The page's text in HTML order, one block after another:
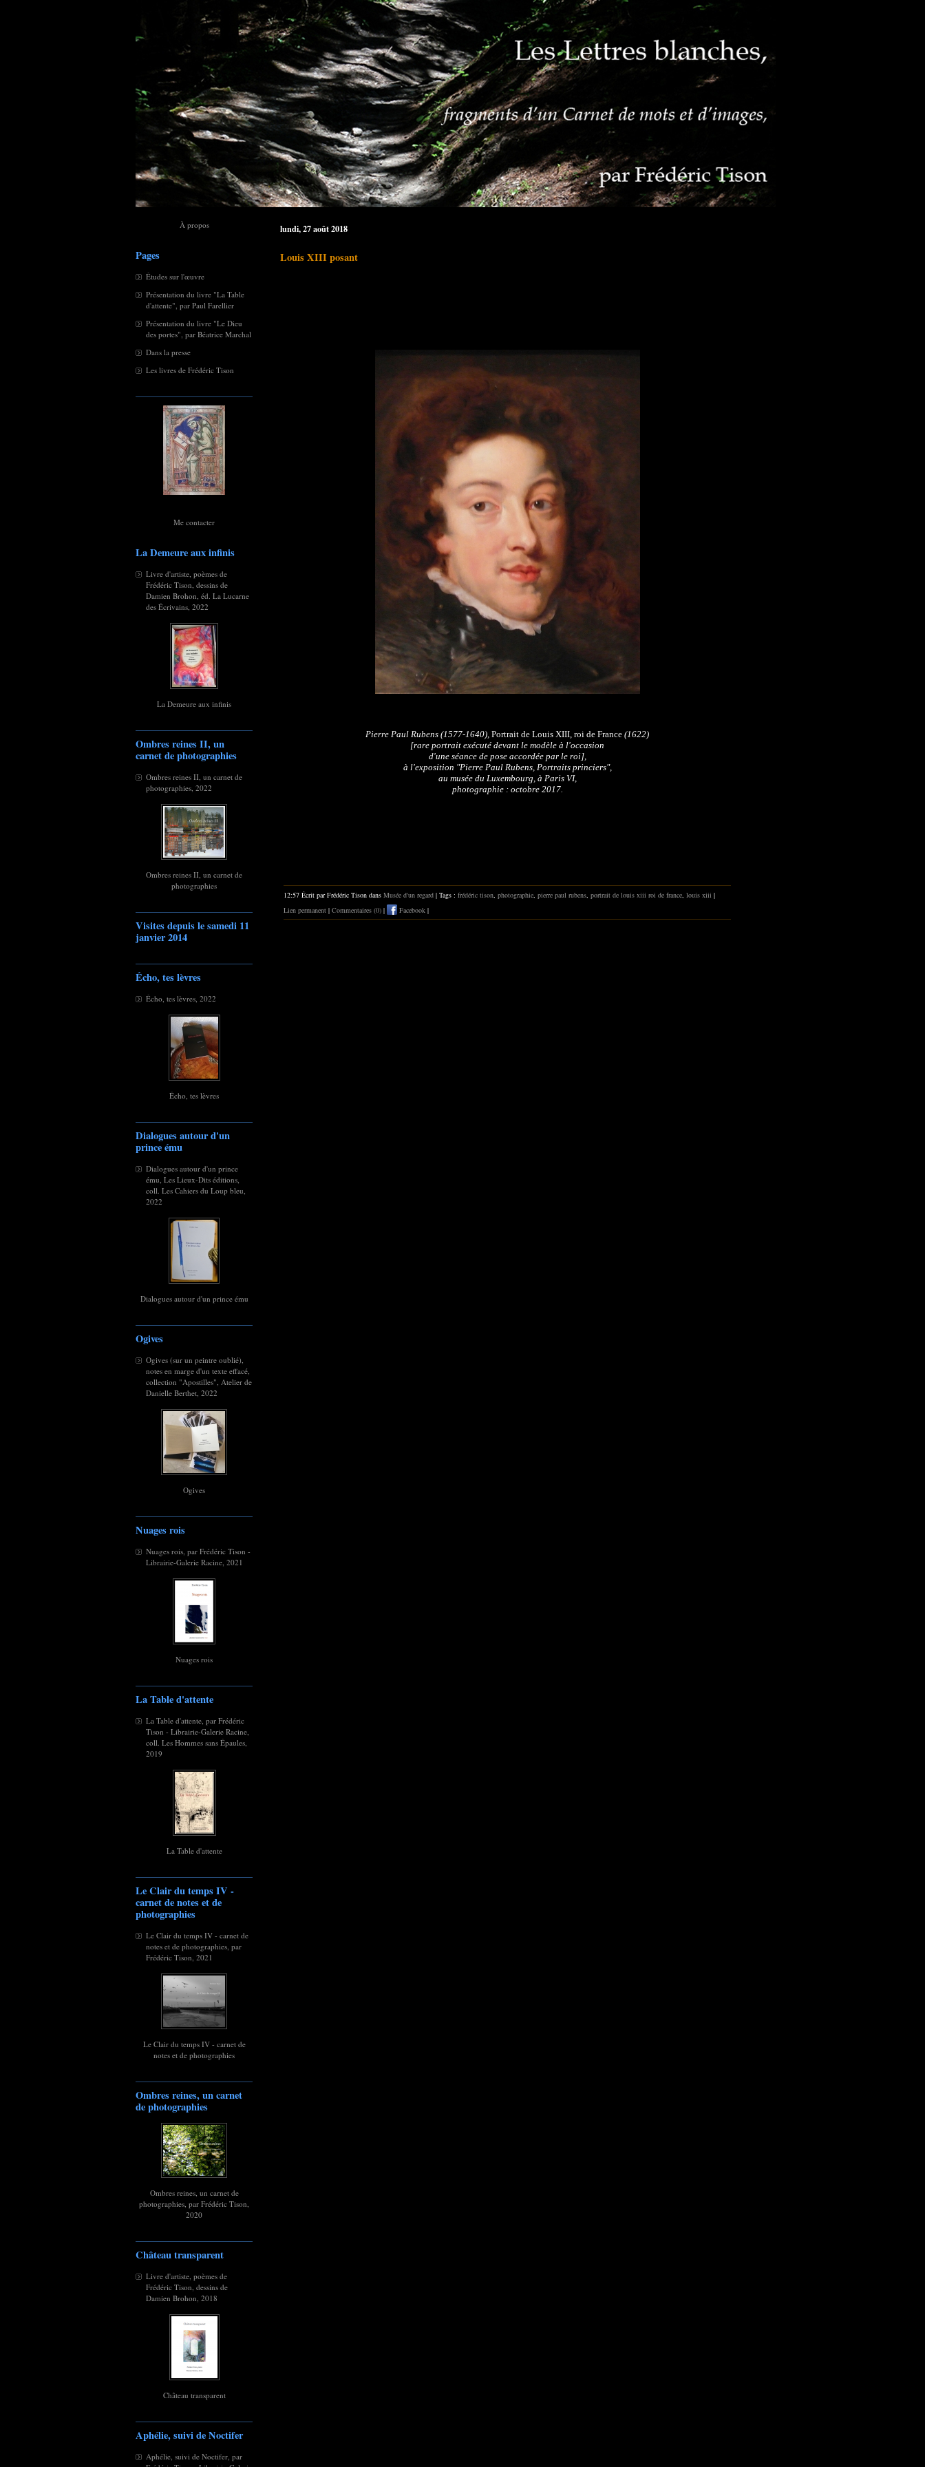
À propos
Pages
Études sur l'œuvre
Présentation du livre "La Table
d'attente", par Paul Farellier
Présentation du livre "Le Dieu
des portes", par Béatrice Marchal
Dans la presse
Les livres de Frédéric Tison
Me contacter
La Demeure aux infinis
Livre d'artiste, poèmes de
Frédéric Tison, dessins de
Damien Brohon, éd. La Lucarne
des Écrivains, 2022
La Demeure aux infinis
Ombres reines II, un
carnet de photographies
Ombres reines II, un carnet de
photographies, 2022
Ombres reines II, un carnet de
photographies
Visites depuis le samedi 11
janvier 2014
Écho, tes lèvres
Écho, tes lèvres, 2022
Écho, tes lèvres
Dialogues autour d'un
prince ému
Dialogues autour d'un prince
ému, Les Lieux-Dits éditions,
coll. Les Cahiers du Loup bleu,
2022
Dialogues autour d'un prince ému
Ogives
Ogives (sur un peintre oublié),
notes en marge d'un texte effacé,
collection "Apostilles", Atelier de
Danielle Berthet, 2022
Ogives
Nuages rois
Nuages rois, par Frédéric Tison -
Librairie-Galerie Racine, 2021
Nuages rois
La Table d'attente
La Table d'attente, par Frédéric
Tison - Librairie-Galerie Racine,
coll. Les Hommes sans Épaules,
2019
La Table d'attente
Le Clair du temps IV -
carnet de notes et de
photographies
Le Clair du temps IV - carnet de
notes et de photographies, par
Frédéric Tison, 2021
Le Clair du temps IV - carnet de
notes et de photographies
Ombres reines, un carnet
de photographies
Ombres reines, un carnet de
photographies, par Frédéric Tison,
2020
Château transparent
Livre d'artiste, poèmes de
Frédéric Tison, dessins de
Damien Brohon, 2018
Château transparent
Aphélie, suivi de Noctifer
Aphélie, suivi de Noctifer, par
lundi, 27 août 2018
Louis XIII posant
Pierre Paul Rubens (1577-1640), Portrait de Louis XIII, roi de France (1622)
[rare portrait exécuté devant le modèle à l'occasion
d'une séance de pose accordée par le roi],
à l'exposition "Pierre Paul Rubens, Portraits princiers",
au musée du Luxembourg, à Paris VI,
photographie : octobre 2017.
12:57 Écrit par Frédéric Tison dans Musée d'un regard | Tags : frédéric tison photographie pierre paul rubens portrait de louis xiii roi de france louis xiii |
Lien permanent | Commentaires (0) | Facebook |